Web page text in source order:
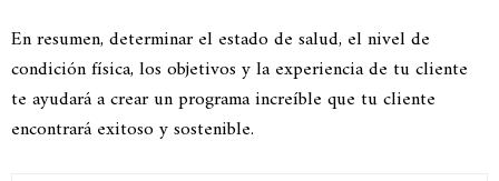
En resumen, determinar el estado de salud, el nivel de
condición física, los objetivos y la experiencia de tu cliente
te ayudará a crear un programa increíble que tu cliente
encontrará exitoso y sostenible.